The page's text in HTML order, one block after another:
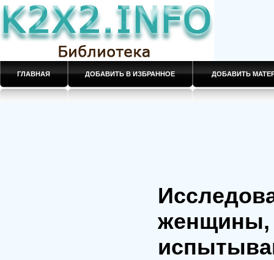
ГЛАВНАЯ ДОБАВИТЬ В ИЗБРАННОЕ ДОБАВИТЬ
женщины,